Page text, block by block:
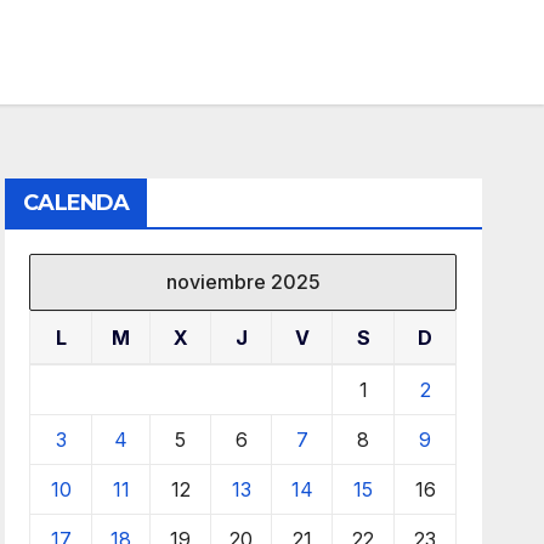
CALENDA
noviembre 2025
L M X J V S D
1 2
3 4 5 6 7 8 9
10 11 12 13 14 15 16
17 18 19 20 21 22 23